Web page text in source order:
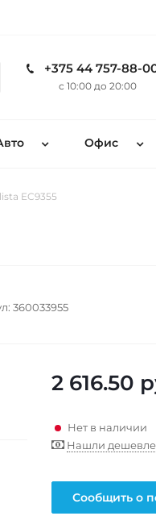
+375 44 757-88-
с 10:00 до 20:00
Офис
EC9355
360033955
2 616.50
Нет в наличии
Нашли
Сообщить о